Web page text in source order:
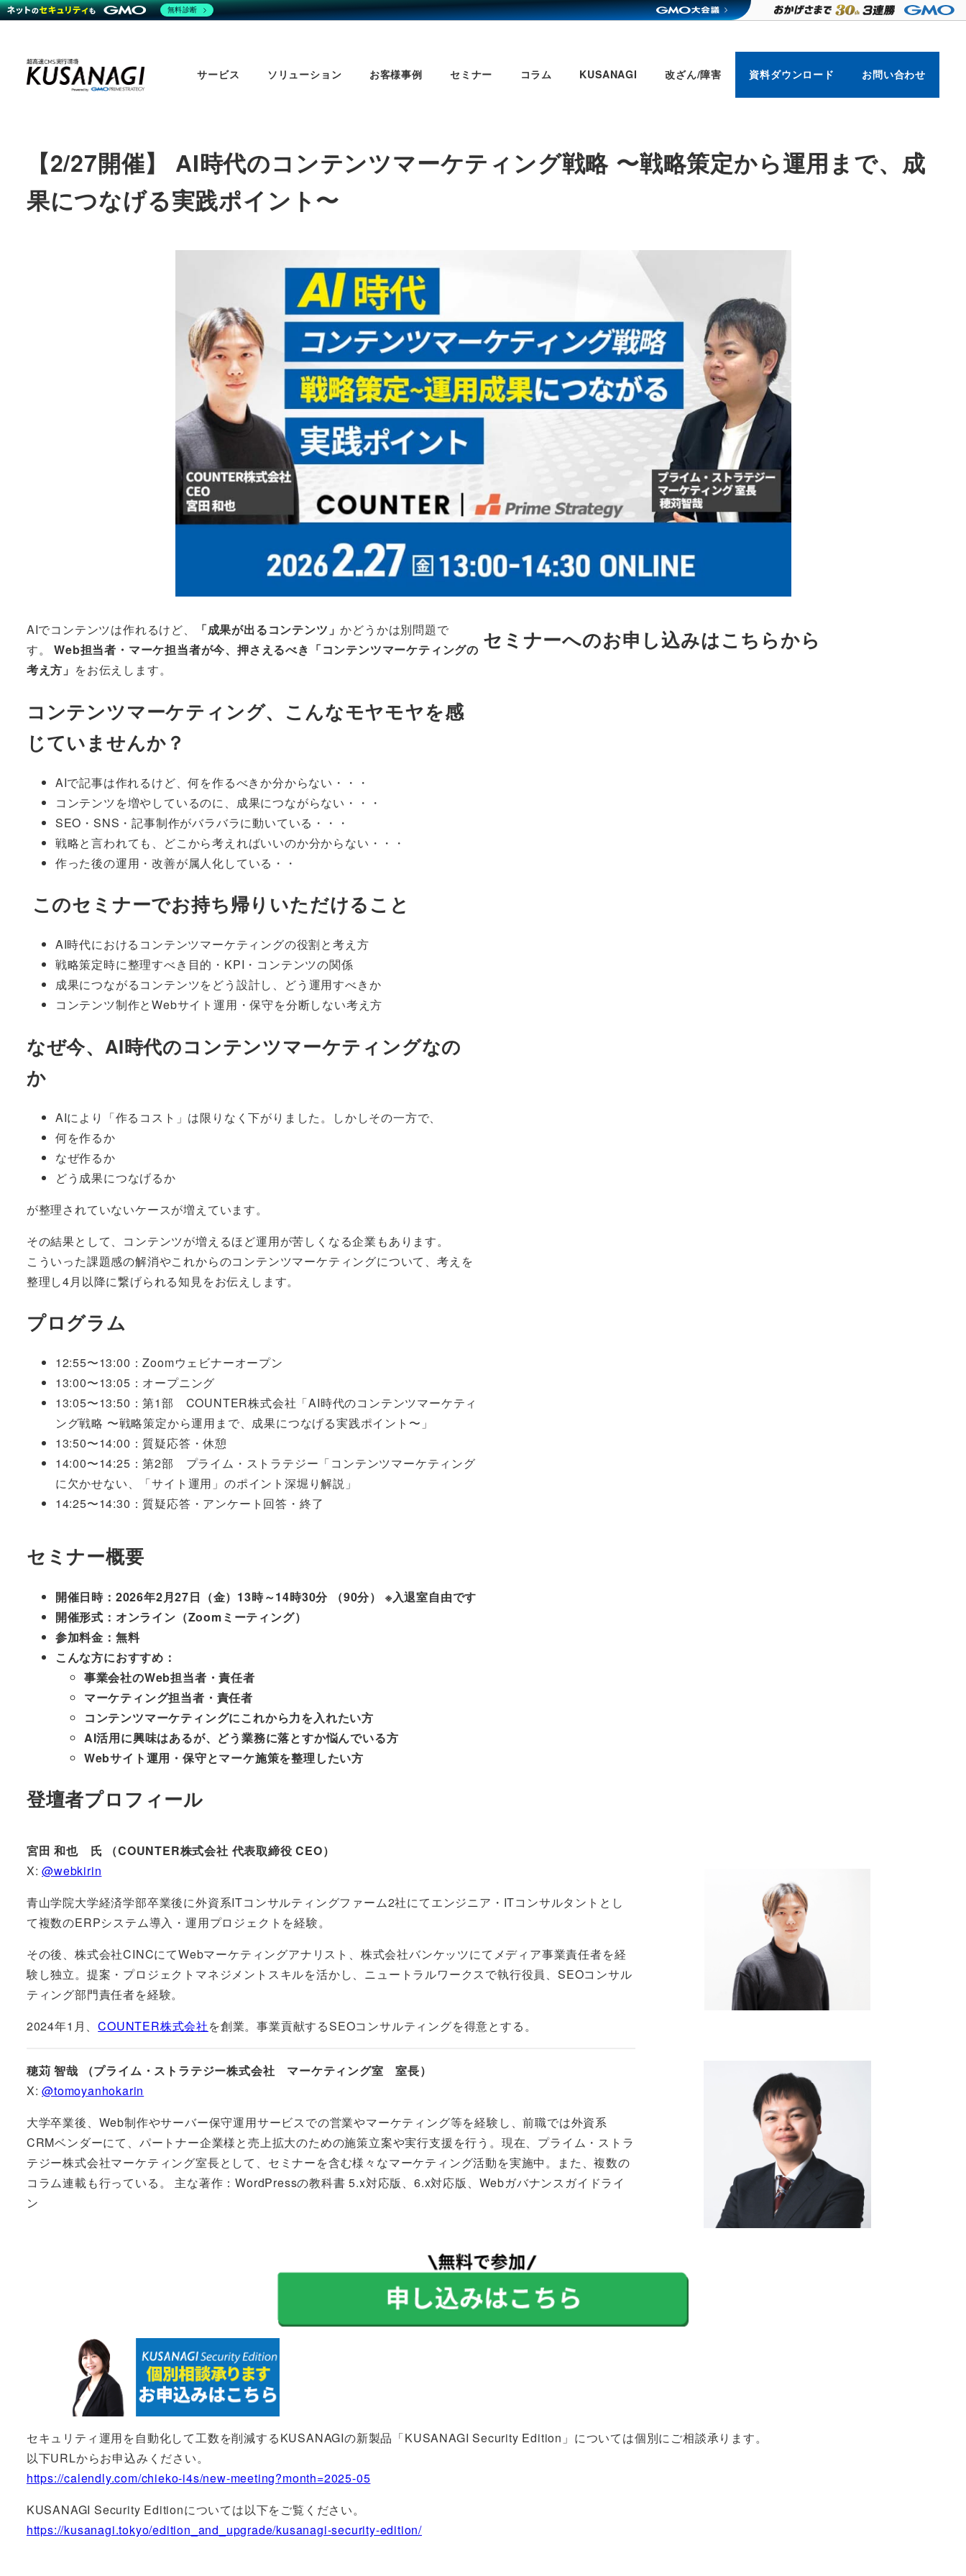
main
サービス ソリューション お客様事例 セミナー コラム KUSANAGI 改ざん/障害 資料ダウンロード お問い合わせ
【2/27開催】 AI時代のコンテンツマーケティング戦略 〜戦略策定から運用まで、成
果につなげる実践ポイント〜
AIでコンテンツは作れるけど、 「成果が出るコンテンツ」かどうかは別問題で
す。Web担当者・マーケ担当者が今、押さえるべき「コンテンツマーケティングの
考え方」 をお伝えします。
コンテンツマーケティング、こんなモヤモヤを感
じていませんか？
AIで記事は作れるけど、何を作るべきか分からない・・・
コンテンツを増やしているのに、成果につながらない・・・
SEO・SNS・記事制作がバラバラに動いている・・・
戦略と言われても、どこから考えればいいのか分からない・・・
作った後の運用・改善が属人化している・・
このセミナーでお持ち帰りいただけること
AI時代におけるコンテンツマーケティングの役割と考え方
戦略策定時に整理すべき目的・KPI・コンテンツの関係
成果につながるコンテンツをどう設計し、どう運用すべきか
コンテンツ制作とWebサイト運用・保守を分断しない考え方
なぜ今、AI時代のコンテンツマーケティングなの
か
AIにより「作るコスト」は限りなく下がりました。しかしその一方で、
何を作るか
なぜ作るか
どう成果につなげるか
が整理されていないケースが増えています。
その結果として、コンテンツが増えるほど運用が苦しくなる企業もあります。
こういった課題感の解消やこれからのコンテンツマーケティングについて、考えを
整理し4月以降に繋げられる知見をお伝えします。
プログラム
12:55〜13:00：Zoomウェビナーオープン
13:00〜13:05：オープニング
13:05〜13:50：第1部 COUNTER株式会社「AI時代のコンテンツマーケティ
ング戦略 〜戦略策定から運用まで、成果につなげる実践ポイント〜」
13:50〜14:00：質疑応答・休憩
14:00〜14:25：第2部 プライム・ストラテジー「コンテンツマーケティング
に欠かせない、「サイト運用」のポイント深堀り解説」
14:25〜14:30：質疑応答・アンケート回答・終了
セミナーへのお申し込みはこちらから
セミナー概要
開催日時：2026年2月27日（金）13時～14時30分 （90分） ※入退室自由です
開催形式：オンライン（Zoomミーティング）
参加料金：無料
こんな方におすすめ：
事業会社のWeb担当者・責任者
マーケティング担当者・責任者
コンテンツマーケティングにこれから力を入れたい方
AI活用に興味はあるが、どう業務に落とすか悩んでいる方
Webサイト運用・保守とマーケ施策を整理したい方
登壇者プロフィール
宮田 和也 氏 （COUNTER株式会社 代表取締役 CEO）
X:@webkirin
青山学院大学経済学部卒業後に外資系ITコンサルティングファーム2社にてエンジニア・ITコンサルタントとし
て複数のERPシステム導入・運用プロジェクトを経験。
その後、株式会社CINCにてWebマーケティングアナリスト、株式会社バンケッツにてメディア事業責任者を経
験し独立。提案・プロジェクトマネジメントスキルを活かし、ニュートラルワークスで執行役員、SEOコンサル
ティング部門責任者を経験。
2024年1月、COUNTER株式会社を創業。事業貢献するSEOコンサルティングを得意とする。
穂苅 智哉 （プライム・ストラテジー株式会社 マーケティング室 室長）
X:@tomoyanhokarin
大学卒業後、Web制作やサーバー保守運用サービスでの営業やマーケティング等を経験し、前職では外資系
CRMベンダーにて、パートナー企業様と売上拡大のための施策立案や実行支援を行う。現在、プライム・ストラ
テジー株式会社マーケティング室長として、セミナーを含む様々なマーケティング活動を実施中。また、複数の
コラム連載も行っている。 主な著作：WordPressの教科書 5.x対応版、6.x対応版、Webガバナンスガイドライ
ン
セキュリティ運用を自動化して工数を削減するKUSANAGIの新製品「KUSANAGI Security Edition」については個別にご相談承ります。
以下URLからお申込みください。
https://calendly.com/chieko-i4s/new-meeting?month=2025-05
KUSANAGI Security Editionについては以下をご覧ください。
https://kusanagi.tokyo/edition_and_upgrade/kusanagi-security-edition/
無料診断